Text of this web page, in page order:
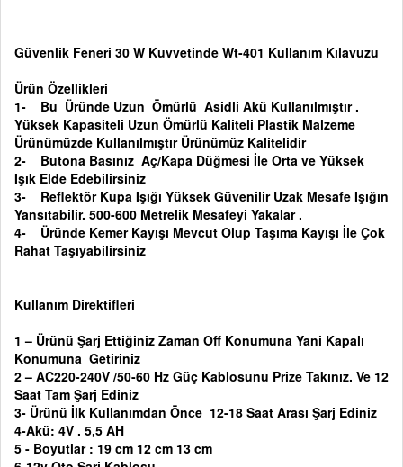
Güvenlik Feneri 30 W Kuvvetinde Wt-401 Kullanım Kılavuzu
Ürün Özellikleri
1- Bu Üründe Uzun Ömürlü Asidli Akü Kullanılmıştır .
Yüksek Kapasiteli Uzun Ömürlü Kaliteli Plastik Malzeme
Ürünümüzde Kullanılmıştır Ürünümüz Kalitelidir
2- Butona Basınız Aç/Kapa Düğmesi İle Orta ve Yüksek
Işık Elde Edebilirsiniz
3- Reflektör Kupa Işığı Yüksek Güvenilir Uzak Mesafe Işığın
Yansıtabilir. 500-600 Metrelik Mesafeyi Yakalar .
4- Üründe Kemer Kayışı Mevcut Olup Taşıma Kayışı İle Çok
Rahat Taşıyabilirsiniz
Kullanım Direktifleri
1 – Ürünü Şarj Ettiğiniz Zaman Off Konumuna Yani Kapalı
Konumuna Getiriniz
2 – AC220-240V /50-60 Hz Güç Kablosunu Prize Takınız. Ve 12
Saat Tam Şarj Ediniz
3- Ürünü İlk Kullanımdan Önce 12-18 Saat Arası Şarj Ediniz
4-Akü: 4V . 5,5 AH
5 - Boyutlar : 19 cm 12 cm 13 cm